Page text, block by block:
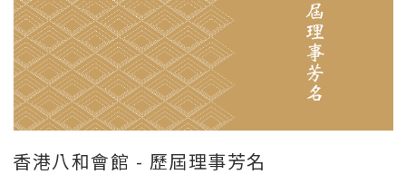
香港八和會館 - 歷屆理事芳名